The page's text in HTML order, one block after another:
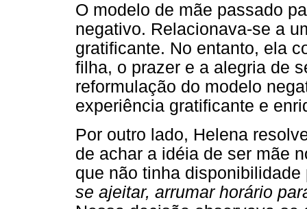
O modelo de mãe passado
negativo. Relacionava-se a
gratificante. No entanto, ela
filha, o prazer e a alegria de
reformulação do modelo
experiência gratificante e
Por outro lado, Helena
de achar a idéia de ser mãe
que não tinha
se ajeitar, arrumar horário